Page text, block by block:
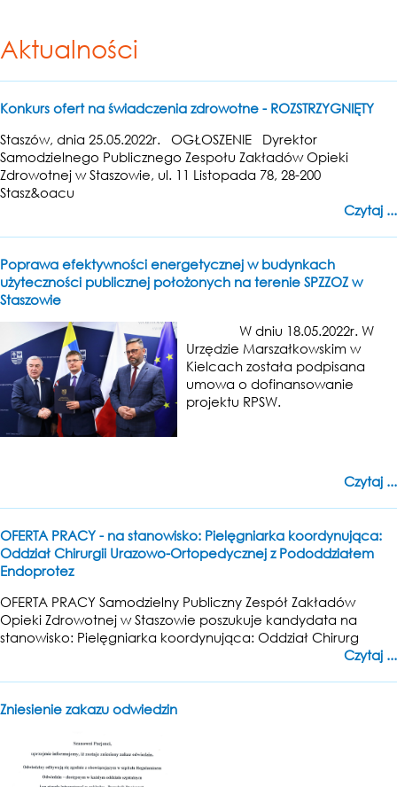
Aktualności
Konkurs ofert na świadczenia zdrowotne - ROZSTRZYGNIĘTY
Staszów, dnia 25.05.2022r. OGŁOSZENIE Dyrektor
Samodzielnego Publicznego Zespołu Zakładów Opieki
Zdrowotnej w Staszowie, ul. 11 Listopada 78, 28-200
Stasz&oacu
Czytaj ...
Poprawa efektywności energetycznej w budynkach
użyteczności publicznej położonych na terenie SPZZOZ w
Staszowie
W dniu 18.05.2022r. W
Urzędzie Marszałkowskim w
Kielcach została podpisana
umowa o dofinansowanie
projektu RPSW.
Czytaj ...
OFERTA PRACY - na stanowisko: Pielęgniarka koordynująca:
Oddział Chirurgii Urazowo-Ortopedycznej z Pododdziałem
Endoprotez
OFERTA PRACY Samodzielny Publiczny Zespół Zakładów
Opieki Zdrowotnej w Staszowie poszukuje kandydata na
stanowisko: Pielęgniarka koordynująca: Oddział Chirurg
Czytaj ...
Zniesienie zakazu odwiedzin